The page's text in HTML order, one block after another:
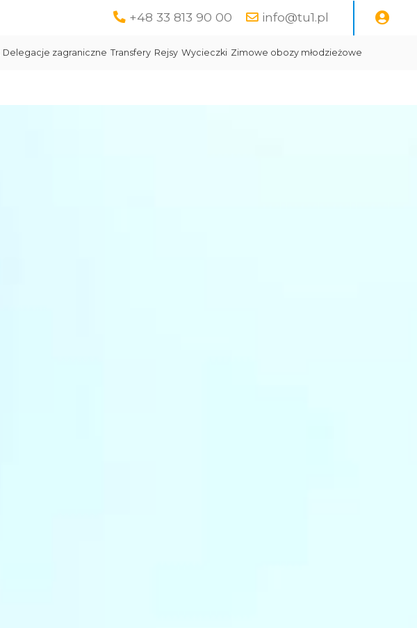
+48 33 813 90 00 info@tu1.pl
Delegacje zagraniczne Transfery Rejsy Wycieczki Zimowe obozy młodzieżowe